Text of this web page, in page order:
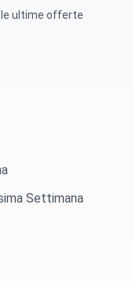
le ultime offerte
Settimana